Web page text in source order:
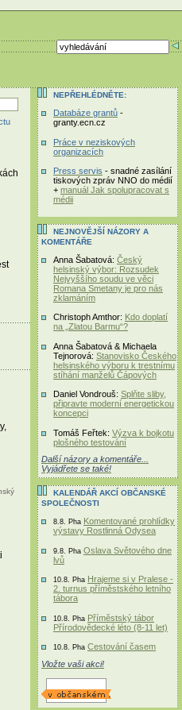
NEPŘEHLÉDNĚTE:
Databáze grantů -
granty.ecn.cz
Práce v neziskových
organizacích
Press servis - snadné zasílání
tiskových zpráv NNO do médií
+ manuál Jak spolupracovat s
médii
NEJNOVĚJŠÍ NÁZORY A
KOMENTÁŘE
Anna Šabatová: Český
helsinský výbor: Rozsudek
Nejvyššího soudu ve věci
Romana Smetany je pro nás
zklamáním
Christoph Amthor: Kdo doplatí
na „Zlatou Barmu“?
Anna Šabatová & Michaela
Tejnorová: Stanovisko Českého
helsinského výboru k trestnímu
stíhání manželů Čápových
Daniel Vondrouš: Splňte sliby,
připravte moderní energetickou
koncepci
Tomáš Feřtek: Výzva k bojkotu
plošného testování
Další názory a komentáře...
Vyjádřete se také!
KALENDÁŘ AKCÍ OBČANSKÉ
SPOLEČNOSTI
8.8. Pha Komentované prohlídky
výstavy Rostlinná Odysea
9.8. Pha Oslava Světového dne
lvů
10.8. Pha Hrajeme si v Pralese -
2. turnus příměstského letního
tábora
10.8. Pha Příměstský tábor
Přírodovědecké léto (8-11 let)
10.8. Pha Cestování časem
Vložte vaši akci!